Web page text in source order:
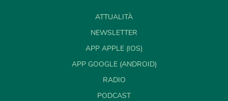
ATTUALITÀ
NEWSLETTER
APP APPLE (IOS)
APP GOOGLE (ANDROID)
RADIO
PODCAST